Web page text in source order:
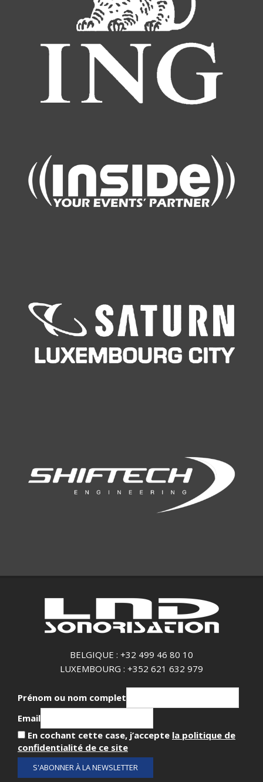
BELGIQUE : +32 499 46 80 10
LUXEMBOURG : +352 621 632 979
Prénom ou nom complet
Email
En cochant cette case, j’accepte la politique de
confidentialité de ce site